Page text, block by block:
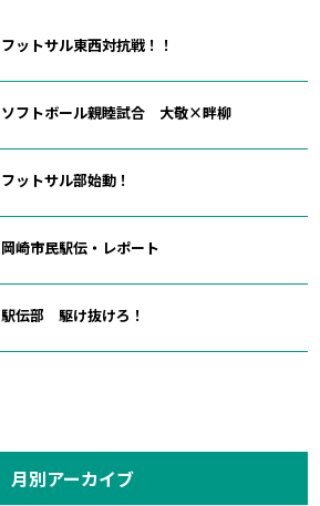
フットサル東西対抗戦！！
ソフトボール親睦試合 大敬×畔柳
フットサル部始動！
岡崎市民駅伝・レポート
駅伝部 駆け抜けろ！
月別アーカイブ